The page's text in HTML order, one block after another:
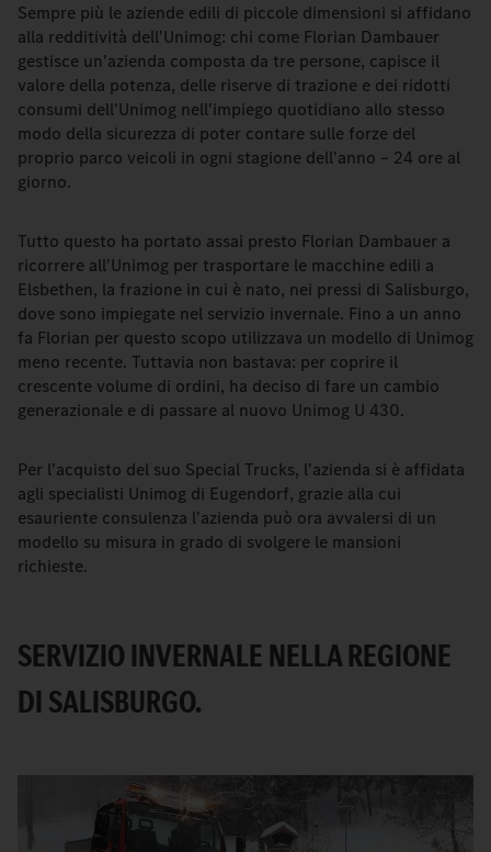
Sempre più le aziende edili di piccole dimensioni si affidano
alla redditività dell'Unimog: chi come Florian Dambauer
gestisce un'azienda composta da tre persone, capisce il
valore della potenza, delle riserve di trazione e dei ridotti
consumi dell'Unimog nell'impiego quotidiano allo stesso
modo della sicurezza di poter contare sulle forze del
proprio parco veicoli in ogni stagione dell'anno – 24 ore al
giorno.
Tutto questo ha portato assai presto Florian Dambauer a
ricorrere all'Unimog per trasportare le macchine edili a
Elsbethen, la frazione in cui è nato, nei pressi di Salisburgo,
dove sono impiegate nel servizio invernale. Fino a un anno
fa Florian per questo scopo utilizzava un modello di Unimog
meno recente. Tuttavia non bastava: per coprire il
crescente volume di ordini, ha deciso di fare un cambio
generazionale e di passare al nuovo Unimog U 430.
Per l'acquisto del suo Special Trucks, l'azienda si è affidata
agli specialisti Unimog di Eugendorf, grazie alla cui
esauriente consulenza l'azienda può ora avvalersi di un
modello su misura in grado di svolgere le mansioni
richieste.
SERVIZIO INVERNALE NELLA REGIONE
DI SALISBURGO.